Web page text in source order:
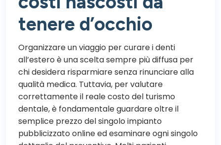
tenere d’occhio
Organizzare un viaggio per curare i denti
all’estero è una scelta sempre più diffusa per
chi desidera risparmiare senza rinunciare alla
qualità medica. Tuttavia, per valutare
correttamente il reale costo del turismo
dentale, è fondamentale guardare oltre il
semplice prezzo del singolo impianto
pubblicizzato online ed esaminare ogni singolo